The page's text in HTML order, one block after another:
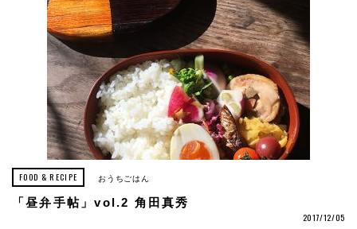
FOOD & RECIPE おうちごはん
「昼弁手帖」vol.2 角田真秀
2017/12/05